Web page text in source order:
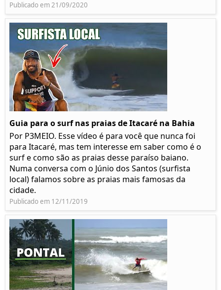
Publicado em 21/09/2020
Guia para o surf nas praias de Itacaré na Bahia
Por P3MEIO. Esse vídeo é para você que nunca foi
para Itacaré, mas tem interesse em saber como é o
surf e como são as praias desse paraíso baiano.
Numa conversa com o Júnio dos Santos (surfista
local) falamos sobre as praias mais famosas da
cidade.
Publicado em 12/11/2019